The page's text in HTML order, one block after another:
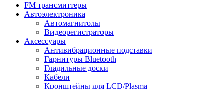
FM трансмиттеры
Автоэлектроника
Автомагнитолы
Видеорегистраторы
Аксессуары
Антивибрационные подставки
Гарнитуры Bluetooth
Гладильные доски
Кабели
Кронштейны для LCD/Plasma